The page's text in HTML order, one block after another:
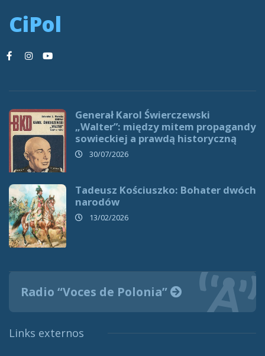
CiPol
Generał Karol Świerczewski
„Walter”: między mitem propagandy
sowieckiej a prawdą historyczną
30/07/2026
Tadeusz Kościuszko: Bohater dwóch
narodów
13/02/2026
Radio “Voces de Polonia”
Links externos